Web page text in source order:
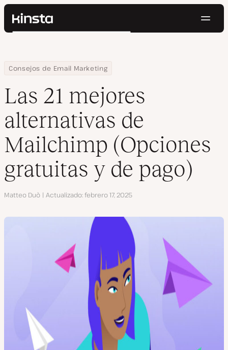
Kinsta®
Precios
Contacto
Buscar
Home
Centro de Recursos
Blog
Consejos de Email Marketing
Las 21 mejores alternativas de Mailchimp (Opciones gratuitas y
Las 21 mejores
alternativas de
Mailchimp (Opciones
gratuitas y de pago)
Autor
Matteo Duò Actualizado febrero 17, 2025